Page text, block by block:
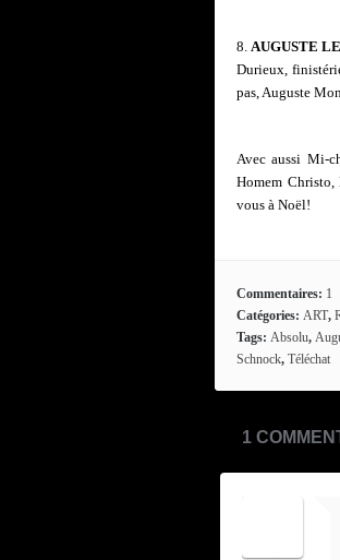
8.AUGUSTE
Durieux,
pas, Auguste
Avec aussi Mi-
Homem
vous à Noël!
Commentaires: 1
Catégories: ART,
Tags: Absolu,
Schnock, Téléchat
1